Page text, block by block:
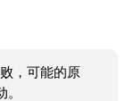
，可能的原